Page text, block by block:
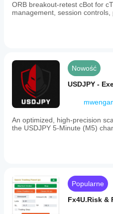
ORB breakout-retest cBot for
management, session controls,
Nowość
USDJPY -
An optimized, high-precision
the USDJPY 5-Minute (M5)
Popularne
Fx4U.Risk &